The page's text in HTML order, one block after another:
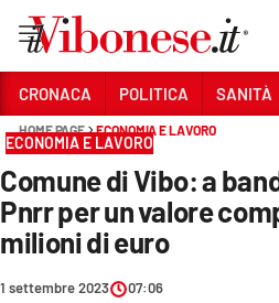
Sezioni
CRONACA
POLITICA
CRONACA POLITICA SANITÀ
HOME PAGE ECONOMIA E LAVORO
ECONOMIA E LAVORO
Comune di Vibo: a
Pnrr per un valore
milioni di euro
1 settembre 2023 07:06